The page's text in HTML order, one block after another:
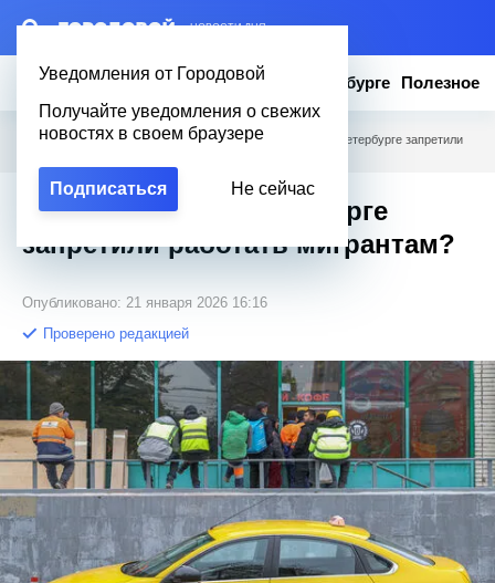
– НОВОСТИ ДНЯ
Уведомления от Городовой
Получайте уведомления о свежих
новостях в своем браузере
Подписаться Не сейчас
Новости Эксклюзив Вопросы о Петербурге Полезное
Городовой Вопросы о Петербурге / Почему в Санкт-Петербурге запретили
Почему в Санкт-Петербурге
запретили работать мигрантам?
Опубликовано: 21 января 2026 16:16
Проверено редакцией